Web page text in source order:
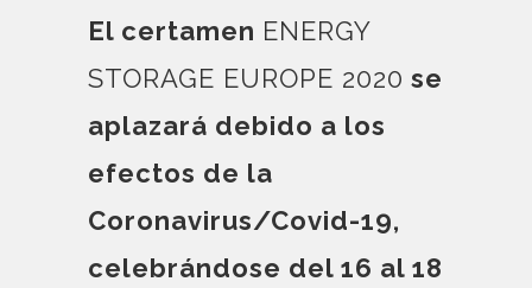
El certamen ENERGY
STORAGE EUROPE 2020 se
aplazará debido a los
efectos de la
Coronavirus/Covid-19,
celebrándose del 16 al 18